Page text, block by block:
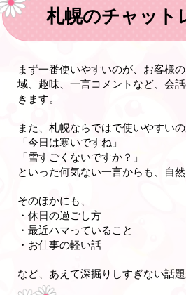
札幌のチャット
まず一番使いやすいのが、お客様
域、趣味、一言コメントなど、会
きます。
また、札幌ならではで使いやすい
「今日は寒いですね」
「雪すごくないですか？」
といった何気ない一言からも、自
そのほかにも、
・休日の過ごし方
・最近ハマっていること
・お仕事の軽い話
など、あえて深掘りしすぎない話題